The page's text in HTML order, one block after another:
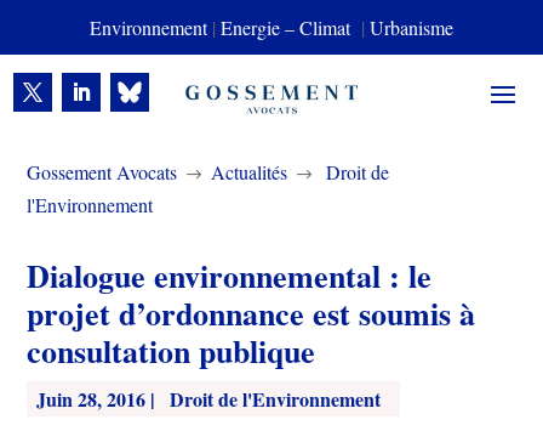
Environnement| Energie – Climat | Urbanisme
Gossement Avocats $ Actualités $
Droit de
l'Environnement
Dialogue environnemental : le
projet d’ordonnance est soumis à
consultation publique
Juin 28, 2016 | Droit de l'Environnement